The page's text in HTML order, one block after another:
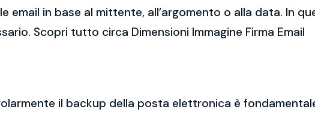
email in base al mittente, all’argomento o alla data. In
Scopri tutto circa Dimensioni Immagine Firma Email
il backup della posta elettronica è